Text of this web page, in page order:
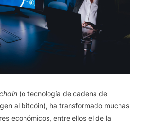
(o tecnología de cadena de
al bitcóin), ha transformado muchas
económicos, entre ellos el de la